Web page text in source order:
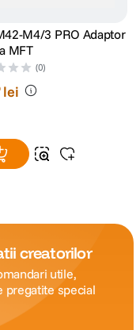
M4/3 PRO Adaptor
MFT
(0)
lei
creatorilor
utile,
pregatite special